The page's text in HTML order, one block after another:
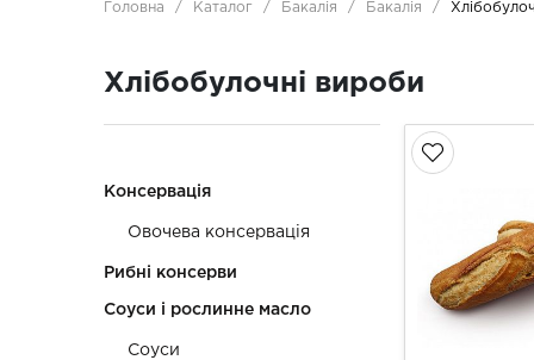
Головна Каталог Бакалія Бакалія
Хлібобулочні вироби
Консервація
Овочева консервація
Рибні консерви
Соуси і рослинне масло
Соуси